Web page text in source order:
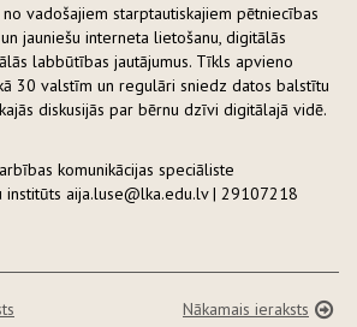
vadošajiem starptautiskajiem pētniecības
jauniešu interneta lietošanu, digitālās
labbūtības jautājumus. Tīkls apvieno
30 valstīm un regulāri sniedz datos balstītu
diskusijās par bērnu dzīvi digitālajā vidē.
komunikācijas speciāliste
institūts aija.luse@lka.edu.lv | 29107218
Nākamais ieraksts